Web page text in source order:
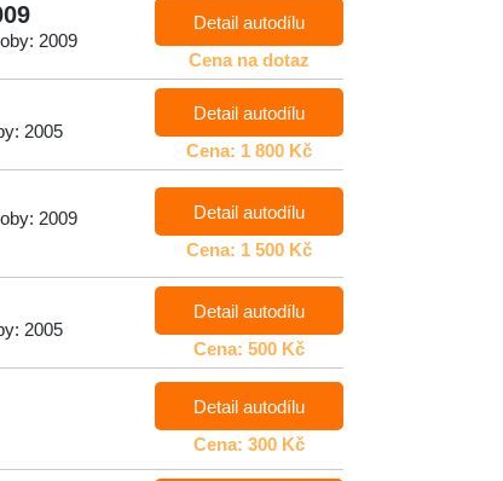
2009
Detail autodílu
Cena na dotaz
2005
Detail autodílu
Cena: 1 800 Kč
2009
Detail autodílu
Cena: 1 500 Kč
2005
Detail autodílu
Cena: 500 Kč
Detail autodílu
Cena: 300 Kč